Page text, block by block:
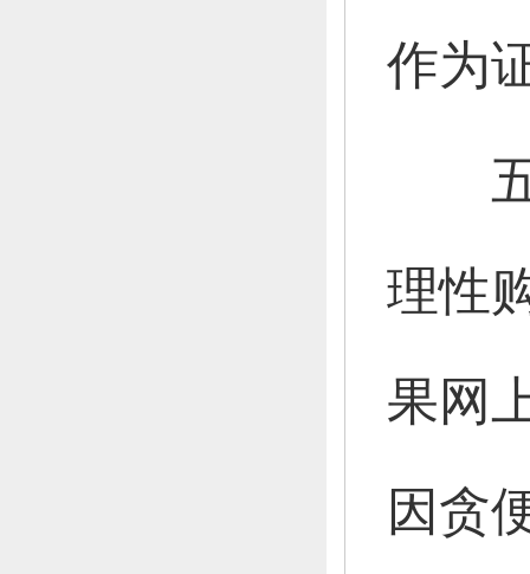
作为
理性
果网
因贪